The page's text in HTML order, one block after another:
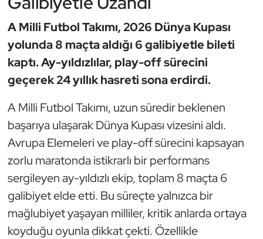
A Milli Futbol Takımı, 2026 Dünya Kupası
yolunda 8 maçta aldığı 6 galibiyetle bileti
kaptı. Ay-yıldızlılar, play-off sürecini
geçerek 24 yıllık hasreti sona erdirdi.
A Milli Futbol Takımı, uzun süredir beklenen
başarıya ulaşarak Dünya Kupası vizesini aldı.
Avrupa Elemeleri ve play-off sürecini kapsayan
zorlu maratonda istikrarlı bir performans
sergileyen ay-yıldızlı ekip, toplam 8 maçta 6
galibiyet elde etti. Bu süreçte yalnızca bir
mağlubiyet yaşayan milliler, kritik anlarda ortaya
koyduğu oyunla dikkat çekti. Özellikle
E-Spor
Eskrim
Futbol
Genel
Golf
Güreş
Halter